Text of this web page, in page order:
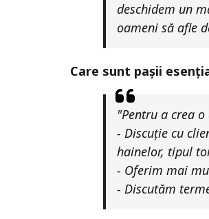
deschidem un
oameni să afle
Care sunt pașii
"Pentru a crea
- Discuție cu
hainelor, tipul
- Oferim mai
- Discutăm